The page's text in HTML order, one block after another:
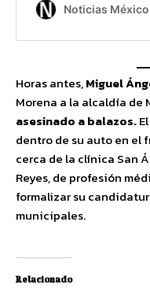
Horas antes,Miguel
Morena a la alcaldía de
asesinado a balazos.
dentro de su auto en el
cerca de la clínica San
Reyes, de profesión
formalizar su
municipales.
Relacionado